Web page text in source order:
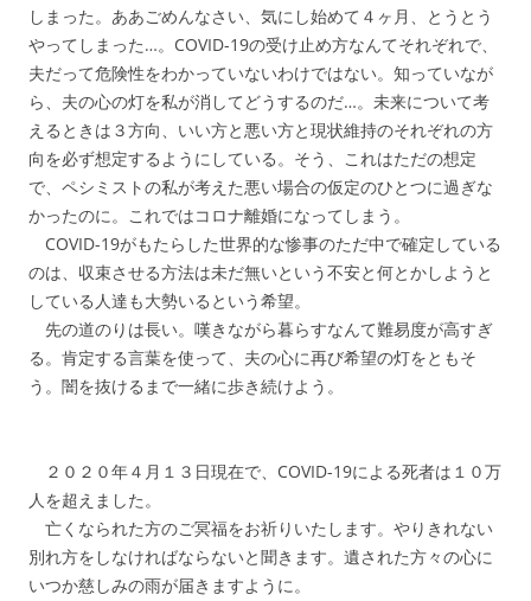
しまった。ああごめんなさい、気にし始めて４ヶ月、とうとう
やってしまった…。COVID-19の受け止め方なんてそれぞれで、
夫だって危険性をわかっていないわけではない。知っていなが
ら、夫の心の灯を私が消してどうするのだ…。未来について考
えるときは３方向、いい方と悪い方と現状維持のそれぞれの方
向を必ず想定するようにしている。そう、これはただの想定
で、ペシミストの私が考えた悪い場合の仮定のひとつに過ぎな
かったのに。これではコロナ離婚になってしまう。
COVID-19がもたらした世界的な惨事のただ中で確定している
のは、収束させる方法は未だ無いという不安と何とかしようと
している人達も大勢いるという希望。
先の道のりは長い。嘆きながら暮らすなんて難易度が高すぎ
る。肯定する言葉を使って、夫の心に再び希望の灯をともそ
う。闇を抜けるまで一緒に歩き続けよう。
２０２０年４月１３日現在で、COVID-19による死者は１０万
人を超えました。
亡くなられた方のご冥福をお祈りいたします。やりきれない
別れ方をしなければならないと聞きます。遺された方々の心に
いつか慈しみの雨が届きますように。